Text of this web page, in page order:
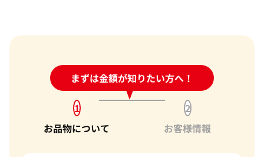
買取を提供しております。お客様からの感謝の言葉をいただけ
ることが、私たちにとって何よりの励みです。お客様からいた
め、さらに多くのお客様にご満足いただけるよう精進してま
いります。バッグ以外にも貴金属や時計などのご売却をお考え
の際は、ぜひ「おたからや」をご利用ください。お客様の大
切なお品物を最良の価格でお取引できるよう、査定員一同、
ご満足いただける買取を提供してまいります。
売却するか悩んでいるのですが、査定だけお願いできます
1点からでも査定できますか？
まずは金額が知りたい方へ！
24時間受付中!問い合わせフォーム
1
お品物について
2
お客様情報